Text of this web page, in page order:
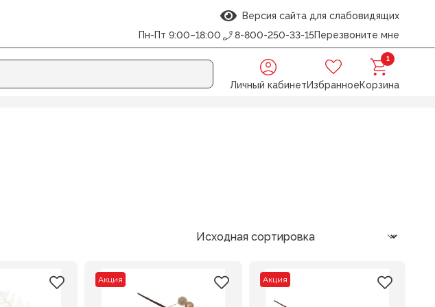
Версия сайта для слабовидящих
Пн-Пт 9:00–18:00 8-800-250-33-15Перезвоните мне
Личный кабинетИзбранное
1
Корзина
Акция Акция